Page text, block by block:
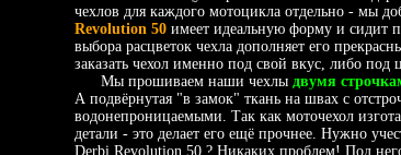
чехлов для каждого мотоцикла отдельно - мы
Revolution 50 имеет идеальную форму и сидит
выбора расцветок чехла дополняет его
заказать чехол именно под свой вкус, либо под
Мы прошиваем наши чехлы двумя
А подвёрнутая "в замок" ткань на швах с
водонепроницаемыми. Так как моточехол
детали - это делает его ещё прочнее. Нужно
Derbi Revolution 50 ? Никаких проблем! Под